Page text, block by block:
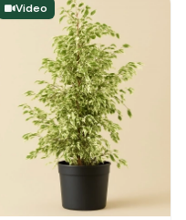
Video